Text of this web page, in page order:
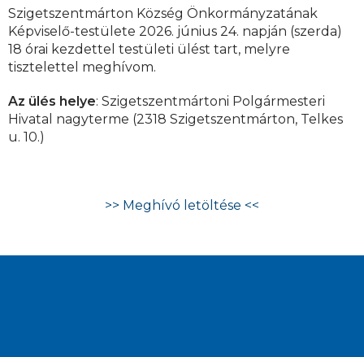
Szigetszentmárton Község Önkormányzatának
Képviselő-testülete 2026. június 24. napján (szerda)
18 órai kezdettel testületi ülést tart, melyre
tisztelettel meghívom.
Az ülés helye: Szigetszentmártoni Polgármesteri
Hivatal nagyterme (2318 Szigetszentmárton, Telkes
u. 10.)
>> Meghívó letöltése <<